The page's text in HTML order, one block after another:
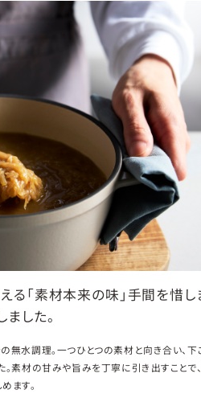
る「素材本来の味」手間を惜し
した。
無水調理。一つひとつの素材と向き合い、下
素材の甘みや旨みを丁寧に引き出すことで
ます。